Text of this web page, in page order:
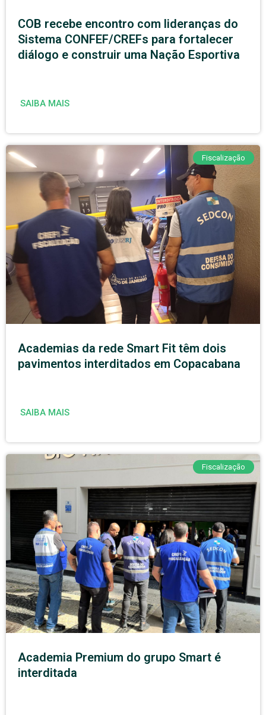
COB recebe encontro com lideranças do
Sistema CONFEF/CREFs para fortalecer
diálogo e construir uma Nação Esportiva
SAIBA MAIS
Fiscalização
Academias da rede Smart Fit têm dois
pavimentos interditados em Copacabana
SAIBA MAIS
Fiscalização
Academia Premium do grupo Smart é
interditada